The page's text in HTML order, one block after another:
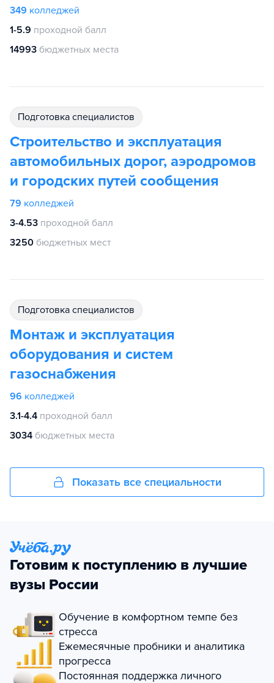
349 колледжей
1-5.9 проходной балл
14993 бюджетных места
подготовка специалистов
Строительство и эксплуатация
автомобильных дорог, аэродромов
и городских путей сообщения
79 колледжей
3-4.53 проходной балл
3250 бюджетных мест
подготовка специалистов
Монтаж и эксплуатация
оборудования и систем
газоснабжения
96 колледжей
3.1-4.4 проходной балл
3034 бюджетных места
Показать все специальности
Готовим к поступлению в лучшие
вузы России
Обучение в комфортном темпе без
стресса
Ежемесячные пробники и аналитика
прогресса
Постоянная поддержка личного